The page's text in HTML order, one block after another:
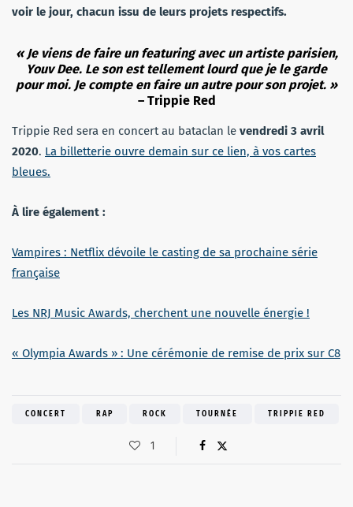
voir le jour, chacun issu de leurs projets respectifs.
« Je viens de faire un featuring avec un artiste parisien,
Youv Dee. Le son est tellement lourd que je le garde
pour moi. Je compte en faire un autre pour son projet. »
– Trippie Red
Trippie Red sera en concert au bataclan le vendredi 3 avril
2020. La billetterie ouvre demain sur ce lien, à vos cartes
bleues.
À lire également :
Vampires : Netflix dévoile le casting de sa prochaine série
française
Les NRJ Music Awards, cherchent une nouvelle énergie !
« Olympia Awards » : Une cérémonie de remise de prix sur C8
CONCERT RAP ROCK TOURNÉE TRIPPIE RED
1